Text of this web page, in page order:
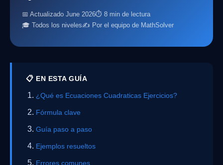
📅 Actualizado June 2026⏱ 8 min de lectura
🎓 Todos los niveles✍️ Por el equipo de MathSolver
📋 EN ESTA GUÍA
¿Qué es Ecuaciones Cuadraticas Ejercicios?
Fórmula clave
Guía paso a paso
Ejemplos resueltos
Errores comunes